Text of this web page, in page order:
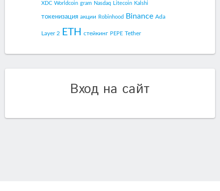
XDC Worldcoin gram Nasdaq Litecoin Kalshi
токенизация акции Robinhood Binance Ada
Layer 2 ETH стейкинг PEPE Tether
Вход на сайт